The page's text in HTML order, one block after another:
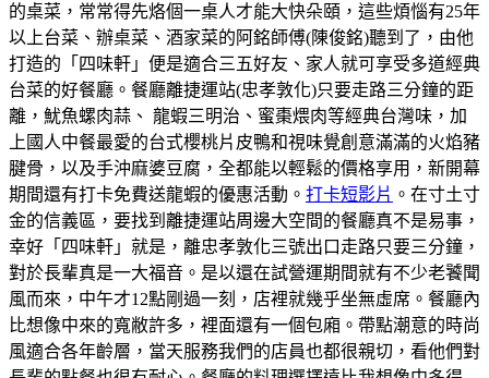
的桌菜，常常得先烙個一桌人才能大快朵頤，這些煩惱有25年
以上台菜、辦桌菜、酒家菜的阿銘師傅(陳俊銘)聽到了，由他
打造的「四味軒」便是適合三五好友、家人就可享受多道經典
台菜的好餐廳。餐廳離捷運站(忠孝敦化)只要走路三分鐘的距
離，魷魚螺肉蒜、 龍蝦三明治、蜜棗煨肉等經典台灣味，加
上國人中餐最愛的台式櫻桃片皮鴨和視味覺創意滿滿的火焰豬
腱骨，以及手沖麻婆豆腐，全都能以輕鬆的價格享用，新開幕
期間還有打卡免費送龍蝦的優惠活動。 打卡短影片 。在寸土寸
金的信義區，要找到離捷運站周邊大空間的餐廳真不是易事，
幸好「四味軒」就是，離忠孝敦化三號出口走路只要三分鐘，
對於長輩真是一大福音。是以還在試營運期間就有不少老饕聞
風而來，中午才12點剛過一刻，店裡就幾乎坐無虛席。餐廳內
比想像中來的寬敝許多，裡面還有一個包廂。帶點潮意的時尚
風適合各年齡層，當天服務我們的店員也都很親切，看他們對